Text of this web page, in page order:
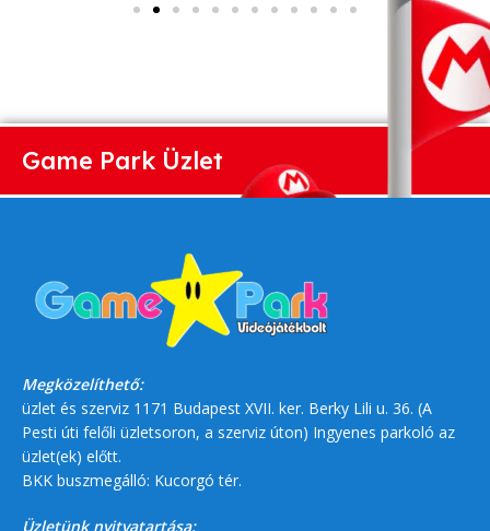
Game Park Üzlet
Megközelíthető:
üzlet és szerviz 1171 Budapest XVII. ker. Berky Lili u. 36. (A
Pesti úti felőli üzletsoron, a szerviz úton) Ingyenes parkoló az
üzlet(ek) előtt.
BKK buszmegálló: Kucorgó tér.
Üzletünk nyitvatartása: